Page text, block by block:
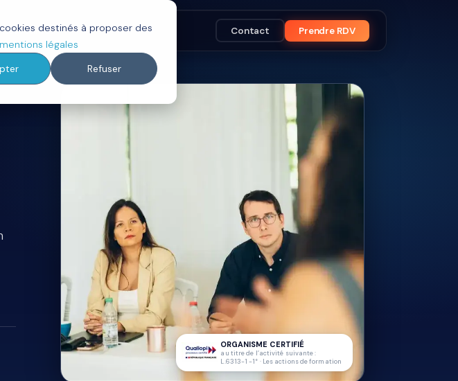
destinés à proposer des
légales
Refuser
Ressources Contact Prendre RDV
ORGANISME CERTIFIÉ
au titre de l’activité suivante :
L.6313-1 -1° · Les actions de formation